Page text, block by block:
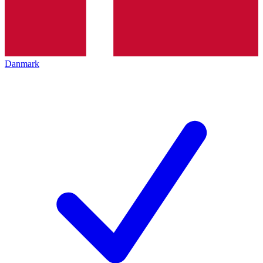
Danmark